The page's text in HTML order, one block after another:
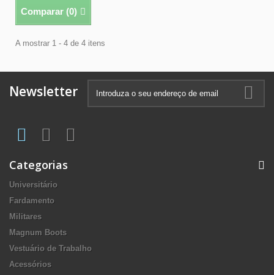
Comparar (0)
A mostrar 1 - 4 de 4 itens
Newsletter
Categorias
Universitário
Fardamento
Militares
Magnum Boots
Vestuário de Trabalho
Acessórios